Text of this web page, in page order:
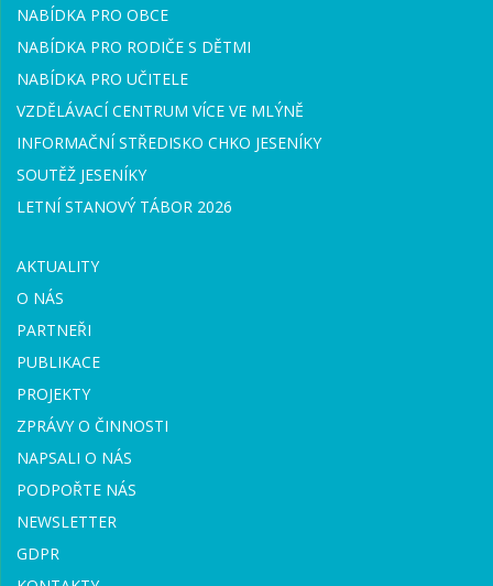
NABÍDKA PRO OBCE
NABÍDKA PRO RODIČE S DĚTMI
NABÍDKA PRO UČITELE
VZDĚLÁVACÍ CENTRUM VÍCE VE MLÝNĚ
INFORMAČNÍ STŘEDISKO CHKO JESENÍKY
SOUTĚŽ JESENÍKY
LETNÍ STANOVÝ TÁBOR 2026
AKTUALITY
O NÁS
PARTNEŘI
PUBLIKACE
PROJEKTY
ZPRÁVY O ČINNOSTI
NAPSALI O NÁS
PODPOŘTE NÁS
NEWSLETTER
GDPR